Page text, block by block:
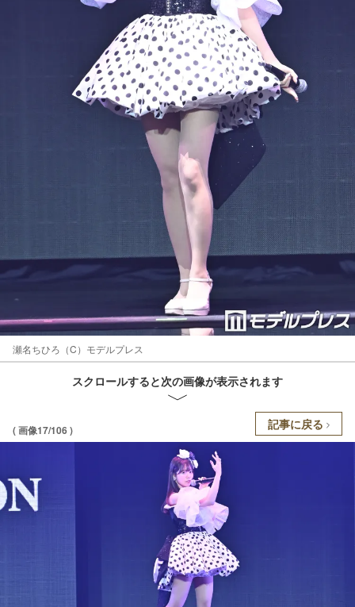
瀬名ちひろ（C）モデルプレス
スクロールすると次の画像が表示されます
( 画像17/106 ) 記事に戻る